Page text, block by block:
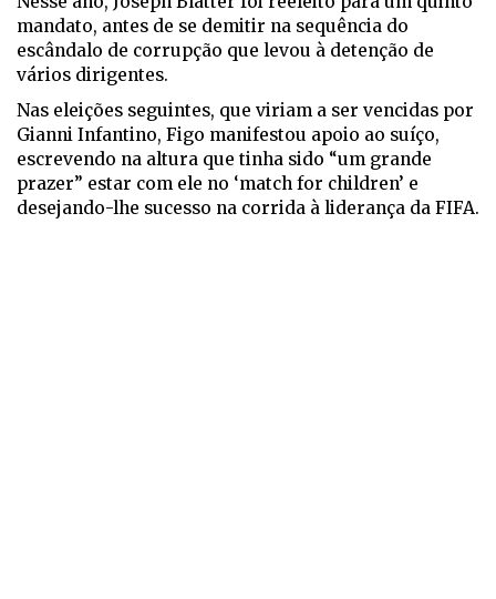
mandato, antes de se demitir na sequência do
escândalo de corrupção que levou à detenção de
vários dirigentes.
Nas eleições seguintes, que viriam a ser vencidas por
Gianni Infantino, Figo manifestou apoio ao suíço,
escrevendo na altura que tinha sido “um grande
prazer” estar com ele no ‘match for children’ e
desejando-lhe sucesso na corrida à liderança da FIFA.